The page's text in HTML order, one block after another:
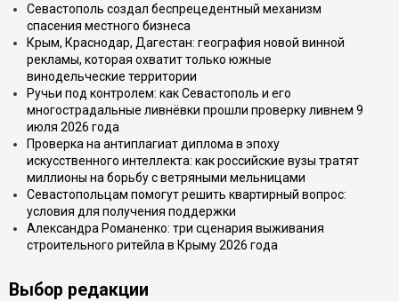
Севастополь создал беспрецедентный механизм
спасения местного бизнеса
Крым, Краснодар, Дагестан: география новой винной
рекламы, которая охватит только южные
винодельческие территории
Ручьи под контролем: как Севастополь и его
многострадальные ливнёвки прошли проверку ливнем 9
июля 2026 года
Проверка на антиплагиат диплома в эпоху
искусственного интеллекта: как российские вузы тратят
миллионы на борьбу с ветряными мельницами
Севастопольцам помогут решить квартирный вопрос:
условия для получения поддержки
Александра Романенко: три сценария выживания
строительного ритейла в Крыму 2026 года
Выбор редакции